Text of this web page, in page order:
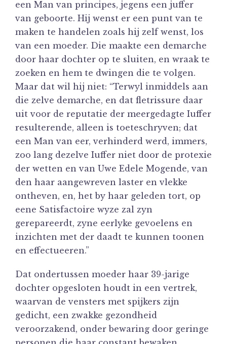
een Man van principes, jegens een juffer
van geboorte. Hij wenst er een punt van te
maken te handelen zoals hij zelf wenst, los
van een moeder. Die maakte een demarche
door haar dochter op te sluiten, en wraak te
zoeken en hem te dwingen die te volgen.
Maar dat wil hij niet: “Terwyl inmiddels aan
die zelve demarche, en dat fletrissure daar
uit voor de reputatie der meergedagte Iuffer
resulterende, alleen is toeteschryven; dat
een Man van eer, verhinderd werd, immers,
zoo lang dezelve Iuffer niet door de protexie
der wetten en van Uwe Edele Mogende, van
den haar aangewreven laster en vlekke
ontheven, en, het by haar geleden tort, op
eene Satisfactoire wyze zal zyn
gerepareerdt, zyne eerlyke gevoelens en
inzichten met der daadt te kunnen toonen
en effectueeren.”
Dat ondertussen moeder haar 39-jarige
dochter opgesloten houdt in een vertrek,
waarvan de vensters met spijkers zijn
gedicht, een zwakke gezondheid
veroorzakend, onder bewaring door geringe